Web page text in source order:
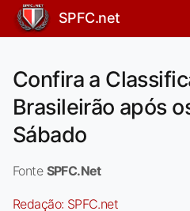
SPFC.net
Confira a
Brasileirão após
Sábado
Fonte SPFC.Net
Redação: SPFC.net